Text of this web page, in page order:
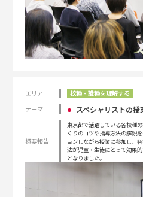
エリア
校種・職種を理解する
テーマ
スペシャリストの
概要報告
東京都で活躍している各校種
くりのコツや指導方法の解説
ョンしながら授業に参加し、
法が児童・生徒にとって効果
となりました。